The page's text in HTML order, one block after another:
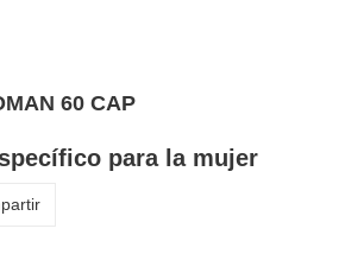
60 CAP
para la mujer